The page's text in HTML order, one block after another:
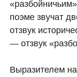
поэме звучат
отзвук
— отзвук
Выразителем